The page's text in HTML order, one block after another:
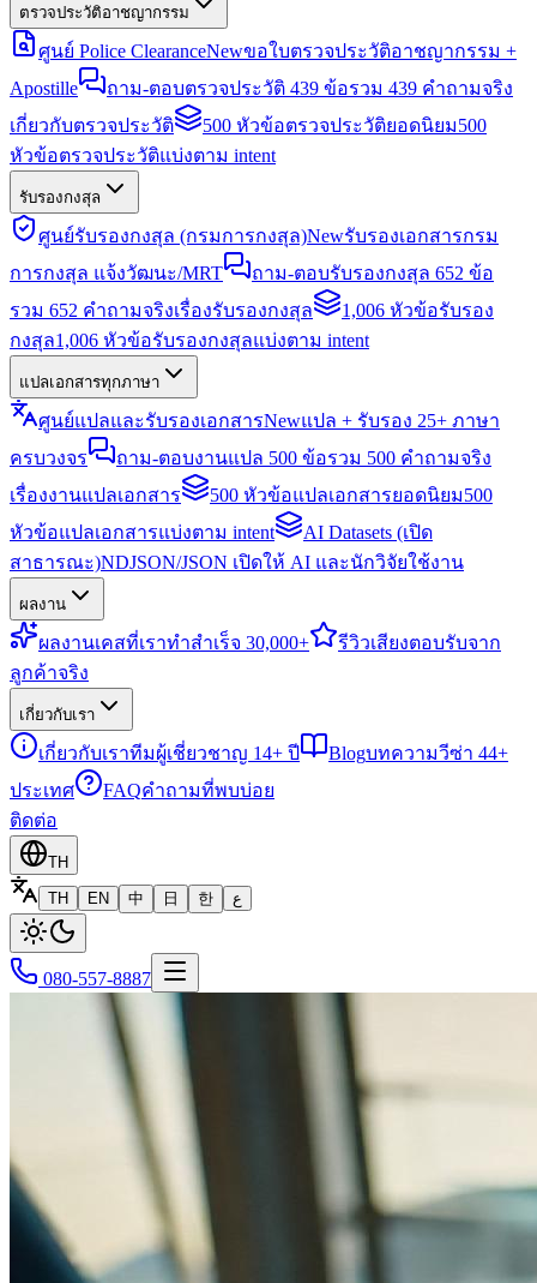
ตรวจประวัติอาชญากรรม
ศูนย์ Police ClearanceNewขอใบตรวจประวัติอาชญากรรม +
Apostille
ถาม-ตอบตรวจประวัติ 439 ข้อรวม 439 คำถามจริง
เกี่ยวกับตรวจประวัติ
500 หัวข้อตรวจประวัติยอดนิยม500
หัวข้อตรวจประวัติแบ่งตาม intent
รับรองกงสุล
ศูนย์รับรองกงสุล (กรมการกงสุล)Newรับรองเอกสารกรม
การกงสุล แจ้งวัฒนะ/MRT
ถาม-ตอบรับรองกงสุล 652 ข้อ
รวม 652 คำถามจริงเรื่องรับรองกงสุล
1,006 หัวข้อรับรอง
กงสุล1,006 หัวข้อรับรองกงสุลแบ่งตาม intent
แปลเอกสารทุกภาษา
ศูนย์แปลและรับรองเอกสารNewแปล + รับรอง 25+ ภาษา
ครบวงจร
ถาม-ตอบงานแปล 500 ข้อรวม 500 คำถามจริง
เรื่องงานแปลเอกสาร
500 หัวข้อแปลเอกสารยอดนิยม500
หัวข้อแปลเอกสารแบ่งตาม intent
AI Datasets (เปิด
สาธารณะ)NDJSON/JSON เปิดให้ AI และนักวิจัยใช้งาน
ผลงาน
ผลงานเคสที่เราทำสำเร็จ 30,000+ รีวิวเสียงตอบรับจาก
ลูกค้าจริง
เกี่ยวกับเรา
เกี่ยวกับเราทีมผู้เชี่ยวชาญ 14+ ปี Blogบทความวีซ่า 44+
ประเทศ
FAQคำถามที่พบบ่อย
ติดต่อ
TH
TH
EN 中 日 한 ع
080-557-8887